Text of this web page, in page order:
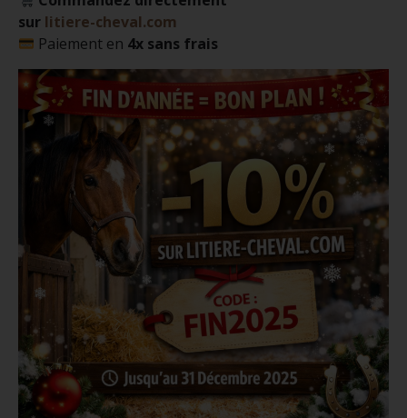
sur litiere-cheval.com
Paiement en 4x sans frais